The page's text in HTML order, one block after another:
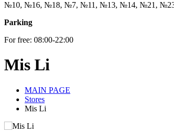
№10, №16, №18, №7, №11, №13, №14, №21,
Parking
For free: 08:00-22:00
Mis Li
MAIN PAGE
Stores
Mis Li